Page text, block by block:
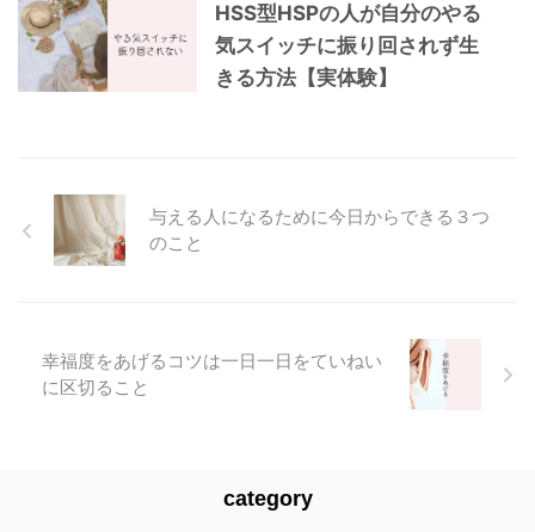
HSS型HSPの人が自分のやる
気スイッチに振り回されず生
きる方法【実体験】
与える人になるために今日からできる３つ
のこと
幸福度をあげるコツは一日一日をていねい
に区切ること
category